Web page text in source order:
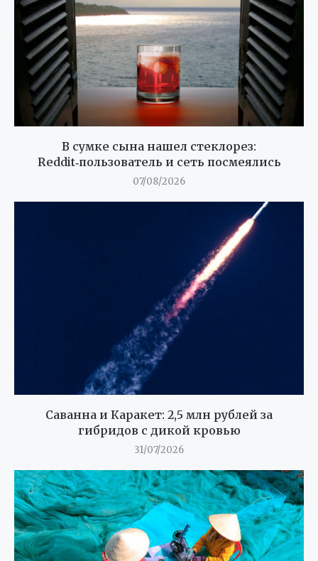
В сумке сына нашел стеклорез:
Reddit‑пользователь и сеть посмеялись
07/08/2026
Саванна и Каракет: 2,5 млн рублей за
гибридов с дикой кровью
31/07/2026